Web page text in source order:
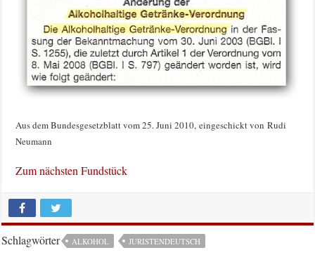
Aus dem Bundesgesetzblatt vom 25. Juni 2010, eingeschickt von Rudi
Neumann
Zum nächsten Fundstück
Schlagwörter ALKOHOL JURISTENDEUTSCH